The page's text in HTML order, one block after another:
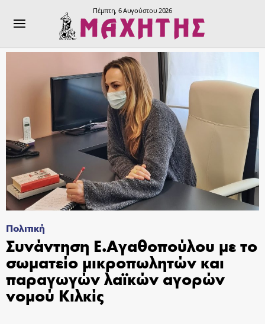
Πέμπτη, 6 Αυγούστου 2026
Πολιτική
Συνάντηση Ε.Αγαθοπούλου με το
σωματείο μικροπωλητών και
παραγωγών λαϊκών αγορών
νομού Κιλκίς